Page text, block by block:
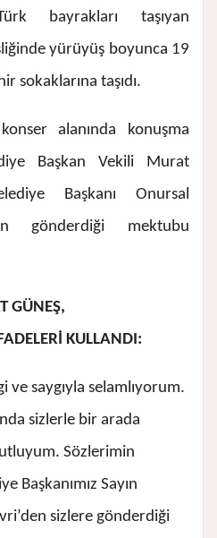
bayrakları taşıyan
yürüyüş boyunca 19
sokaklarına taşıdı.
alanında konuşma
Başkan Vekili Murat
Başkanı Onursal
gönderdiği mektubu
GÜNEŞ,
KULLANDI:
ve saygıyla selamlıyorum.
sizlerle bir arada
Sözlerimin
Başkanımız Sayın
sizlere gönderdiği